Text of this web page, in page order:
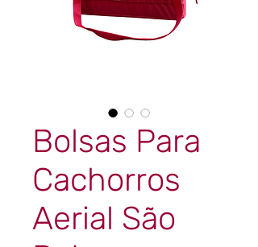
Bolsas Para
Cachorros
Aerial São